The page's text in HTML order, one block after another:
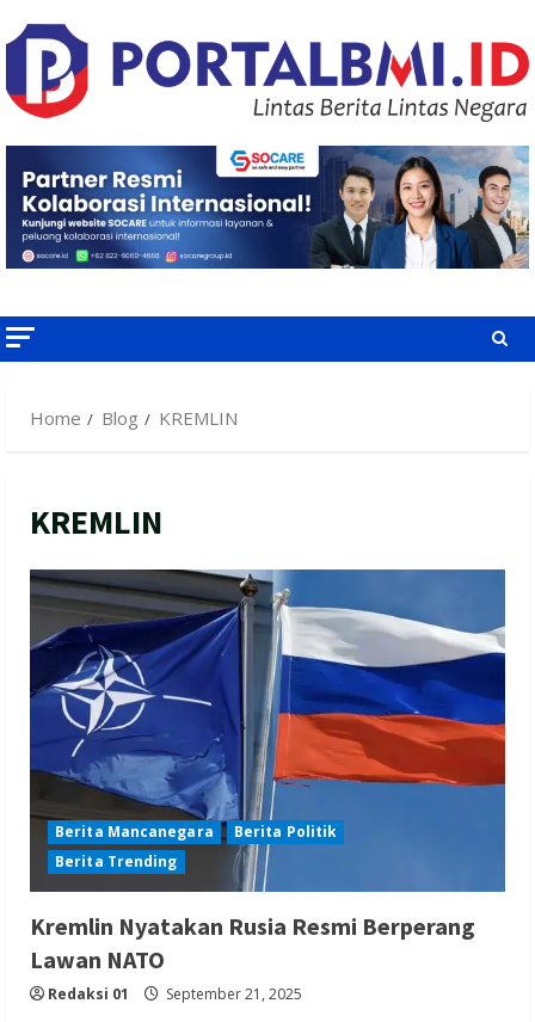
to
content
Home Blog KREMLIN
KREMLIN
Berita Mancanegara
Berita Politik
Berita Trending
Kremlin Nyatakan Rusia Resmi Berperang
Lawan NATO
Redaksi 01 September 21, 2025